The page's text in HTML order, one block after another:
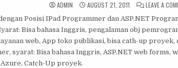
ADMIN AUGUST 21, 2011 LEAVE A
Posisi IPad Programmer dan ASP.NET
Bisa bahasa Inggris, pengalaman obj
web, App toko publikasi, bisa cath-up proyek,
syarat: Bisa bahasa Inggris, ASP.NET web forms,
Catch-Up proyek.